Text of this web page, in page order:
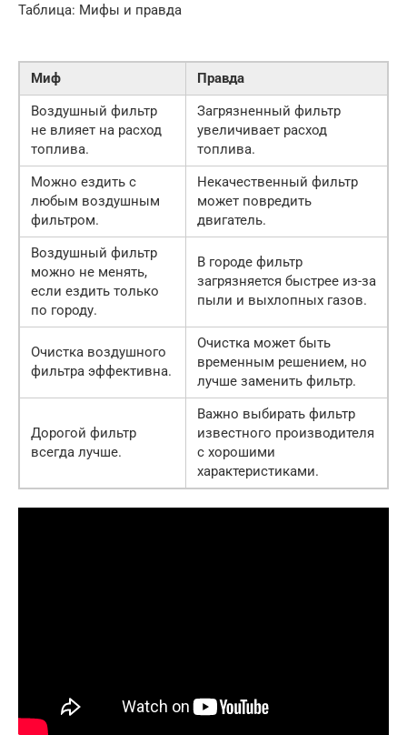
Таблица: Мифы и правда
Миф
Правда
Воздушный фильтр
не влияет на расход
топлива.
Загрязненный фильтр
увеличивает расход
топлива.
Можно ездить с
любым воздушным
фильтром.
Некачественный фильтр
может повредить
двигатель.
Воздушный фильтр
можно не менять,
если ездить только
по городу.
В городе фильтр
загрязняется быстрее из-за
пыли и выхлопных газов.
Очистка воздушного
фильтра эффективна.
Очистка может быть
временным решением, но
лучше заменить фильтр.
Дорогой фильтр
всегда лучше.
Важно выбирать фильтр
известного производителя
с хорошими
характеристиками.